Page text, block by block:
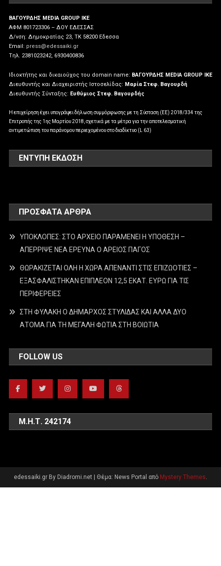
ΒΑΓΟΥΡΔΗΣ MEDIA GROUP IKE
ΑΦΜ 801723306 – ΔΟΥ ΕΔΕΣΣΑΣ
Δ/νση: Δημοκρατίας 23, ΤΚ 58200 Εδεσσα
Email: press@edessaiki.gr
Tηλ. 2381023242, 6930400836
Ιδιοκτήτης και δικαιούχος του domain name: ΒΑΓΟΥΡΔΗΣ MEDIA GROUP IKE
Διευθυντής και Διαχειριστής Ιστοσελίδας: Μαρία Στεφ. Βαγουρδή
Διευθυντής Σύνταξης: Ευθύμιος Στεφ. Βαγουρδής
Η επιχείρηση έχει υπογράψει δήλωση συμμόρφωσης με τη Σύσταση (ΕΕ) 2018/334 της
Επιτροπής της 1ης Μαρτίου 2018, σχετικά με τα μέτρα για την αποτελεσματική
αντιμετώπιση του παράνομου περιεχομένου στο διαδίκτυο (L 63)
ΕΝΤΥΠΗ ΕΚΔΟΣΗ
ΠΡΌΣΦΑΤΑ ΆΡΘΡΑ
ΥΠΟΚΛΟΠΕΣ: ΣΤΟ ΑΡΧΕΙΟ ΠΑΡΑΜΕΝΕΙ Η ΥΠΟΘΕΣΗ –
ΑΠΕΡΡΙΨΕ ΝΕΑ ΕΡΕΥΝΑ Ο ΑΡΕΙΟΣ ΠΑΓΟΣ
ΘΩΡΑΚΙΖΕΤΑΙ ΟΛΗ Η ΧΩΡΑ ΑΠΕΝΑΝΤΙ ΣΤΙΣ ΕΠΙΖΩΟΤΙΕΣ –
ΕΞΑΣΦΑΛΙΣΤΗΚΑΝ ΕΠΙΠΛΕΟΝ 12,5 ΕΚΑΤ. ΕΥΡΩ ΓΙΑ ΤΙΣ
ΠΕΡΙΦΕΡΕΙΕΣ
ΣΤΗ ΦΥΛΑΚΗ Ο ΔΗΜΑΡΧΟΣ ΣΤΥΛΙΔΑΣ ΚΑΙ ΑΛΛΑ ΔΥΟ
ΑΤΟΜΑ ΓΙΑ ΤΗ ΜΕΓΑΛΗ ΦΩΤΙΑ ΣΤΗ ΒΟΙΩΤΙΑ
FOLLOW US
Μ.Η.Τ. 242174
edessaiki.gr By Diadromi.net Θέμα: News Portal από Mystery Themes.